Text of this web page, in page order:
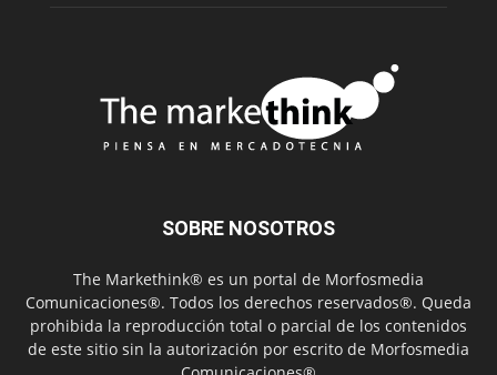
SOBRE NOSOTROS
The Markethink® es un portal de Morfosmedia
Comunicaciones®. Todos los derechos reservados®. Queda
prohibida la reproducción total o parcial de los contenidos
de este sitio sin la autorización por escrito de Morfosmedia